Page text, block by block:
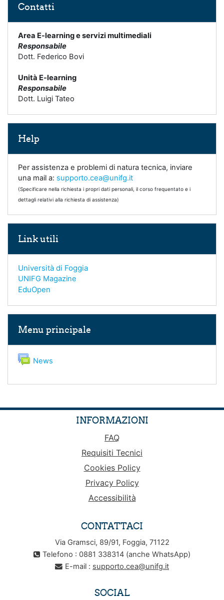
Contatti
Area E-learning e servizi multimediali
Responsabile
Dott. Federico Bovi
Unità E-learning
Responsabile
Dott. Luigi Tateo
Help
Per assistenza e problemi di natura tecnica, inviare
una mail a: supporto.cea@unifg.it
(Specificare nella richiesta i propri dati personali, il corso frequentato e i
dettagli relativi alla richiesta di assistenza)
Link utili
Università di Foggia
UNIFG Magazine
EduOpen
Menu principale
News
INFORMAZIONI
FAQ
Requisiti Tecnici
Cookies Policy
Privacy Policy
Accessibilità
CONTATTACI
Via Gramsci, 89/91, Foggia, 71122
Telefono : 0881 338314 (anche WhatsApp)
E-mail : supporto.cea@unifg.it
SOCIAL